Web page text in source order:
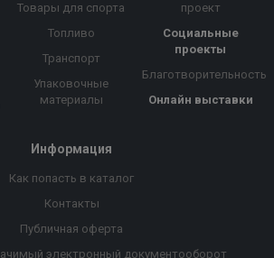
Товары для спорта
Топливо
Транспорт
Упаковочные
материалы
проект
Социальные
проекты
Благотворительность
Онлайн выставки
Информация
Как попасть в каталог
Контакты
Публичная оферта
электронный документооборот